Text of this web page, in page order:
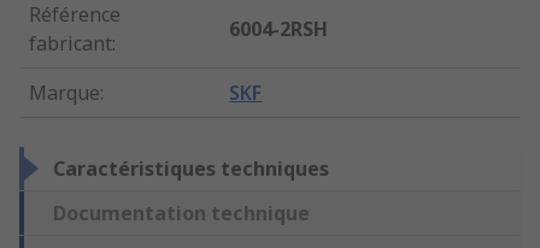
Référence
fabricant:
6004-2RSH
Marque: SKF
Caractéristiques techniques
Documentation technique